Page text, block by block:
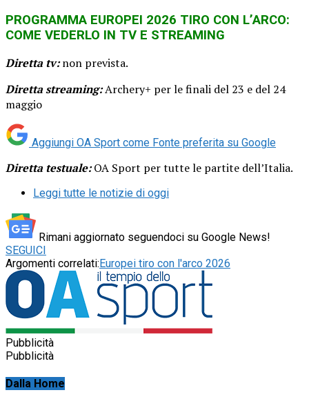
PROGRAMMA EUROPEI 2026 TIRO CON L’ARCO:
COME VEDERLO IN TV E STREAMING
Diretta tv:non prevista.
Diretta streaming:Archery+ per le finali del 23 e del 24
maggio
Aggiungi OA Sport come Fonte preferita su Google
Diretta testuale:OA Sport per tutte le partite dell’Italia.
Leggi tutte le notizie di oggi
Rimani aggiornato seguendoci su Google News!
SEGUICI
Argomenti correlati: Europei tiro con l'arco 2026
Pubblicità
Pubblicità
Dalla Home